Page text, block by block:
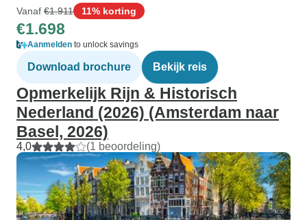
Vanaf €1.911 11% korting
€1.698
Aanmelden to unlock savings
Download brochure Bekijk reis
Opmerkelijk Rijn & Historisch
Nederland (2026) (Amsterdam naar
Basel, 2026)
4,0 (1 beoordeling)